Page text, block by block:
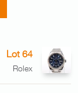
Lot 64
Rolex